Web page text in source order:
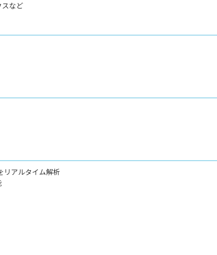
など
リアルタイム解析